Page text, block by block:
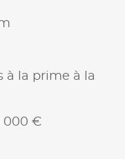
à la prime à la
000 €